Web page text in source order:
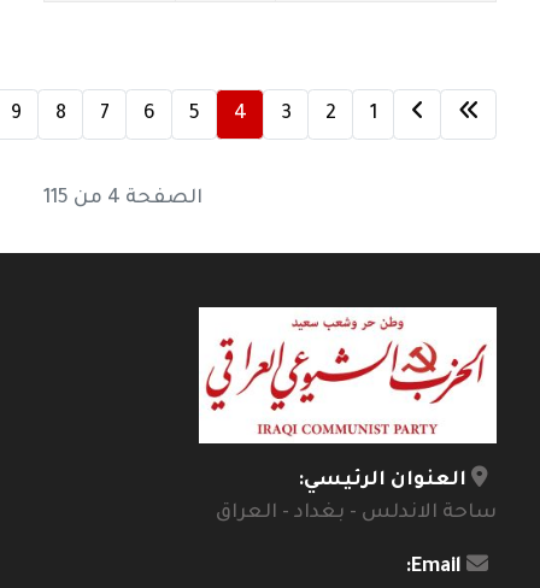
1
2
3
4
5
6
7
8
9
الصفحة 4 من 115
العنوان الرئيسي:
ساحة الاندلس - بغداد - العراق
Email: